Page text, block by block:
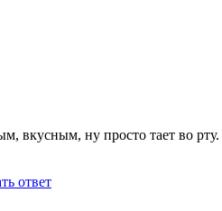
вкусным, ну просто тает во
ответ